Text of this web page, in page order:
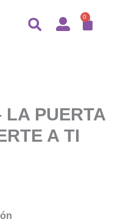
0
LA PUERTA
A TI